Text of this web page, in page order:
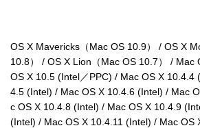
OS X Mavericks（Mac OS 10.9） / OS X
10.8） / OS X Lion（Mac OS 10.7） / Mac
OS X 10.5 (Intel／PPC) / Mac OS X 10.4.4
4.5 (Intel) / Mac OS X 10.4.6 (Intel) / Mac
c OS X 10.4.8 (Intel) / Mac OS X 10.4.9
(Intel) / Mac OS X 10.4.11 (Intel) / Mac OS